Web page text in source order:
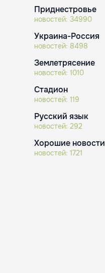
Приднестровье
новостей: 34990
Украина-Россия
новостей: 8498
Землетрясение
новостей: 1010
Стадион
новостей: 119
Русский язык
новостей: 292
Хорошие новости
новостей: 1721